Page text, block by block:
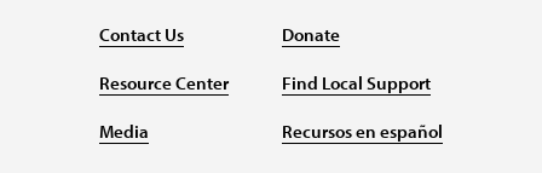
Contact Us
Resource Center
Media
Donate
Find Local Support
Recursos en español